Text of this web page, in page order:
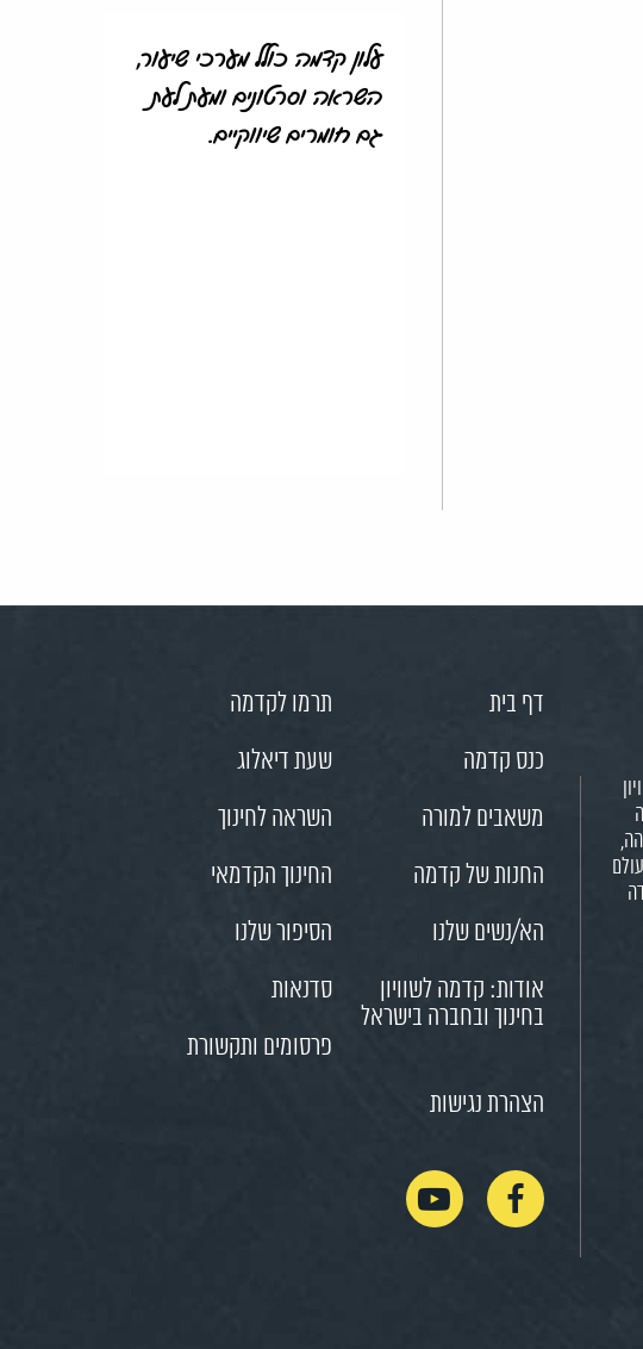
עלון קדמה כולל מערכי שיעור,
השראה וסרטונים ומעת לעת
גם חומרים שיווקיים.
דף בית
תרמו לקדמה
כנס קדמה
שעת דיאלוג
משאבים למורה
השראה לחינוך
החנות של קדמה
החינוך הקדמאי
הא/נשים שלנו
הסיפור שלנו
אודות: קדמה לשוויון
בחינוך ובחברה בישראל
סדנאות
פרסומים ותקשורת
הצהרת נגישות